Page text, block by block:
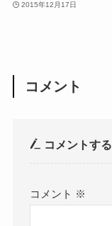
2015年12月17日
コメント
コメントする
コメント ※